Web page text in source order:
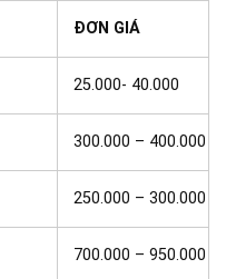
ĐƠN GIÁ
25.000- 40.000
300.000 – 400.000
250.000 – 300.000
700.000 – 950.000